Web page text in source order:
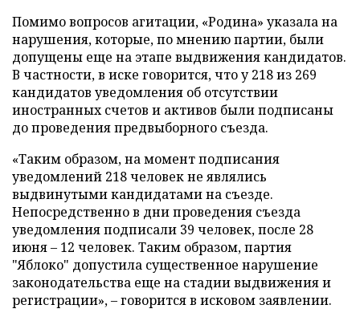
Помимо вопросов агитации, «Родина» указала на
нарушения, которые, по мнению партии, были
допущены еще на этапе выдвижения кандидатов.
В частности, в иске говорится, что у 218 из 269
кандидатов уведомления об отсутствии
иностранных счетов и активов были подписаны
до проведения предвыборного съезда.
«Таким образом, на момент подписания
уведомлений 218 человек не являлись
выдвинутыми кандидатами на съезде.
Непосредственно в дни проведения съезда
уведомления подписали 39 человек, после 28
июня – 12 человек. Таким образом, партия
"Яблоко" допустила существенное нарушение
законодательства еще на стадии выдвижения и
регистрации», – говорится в исковом заявлении.